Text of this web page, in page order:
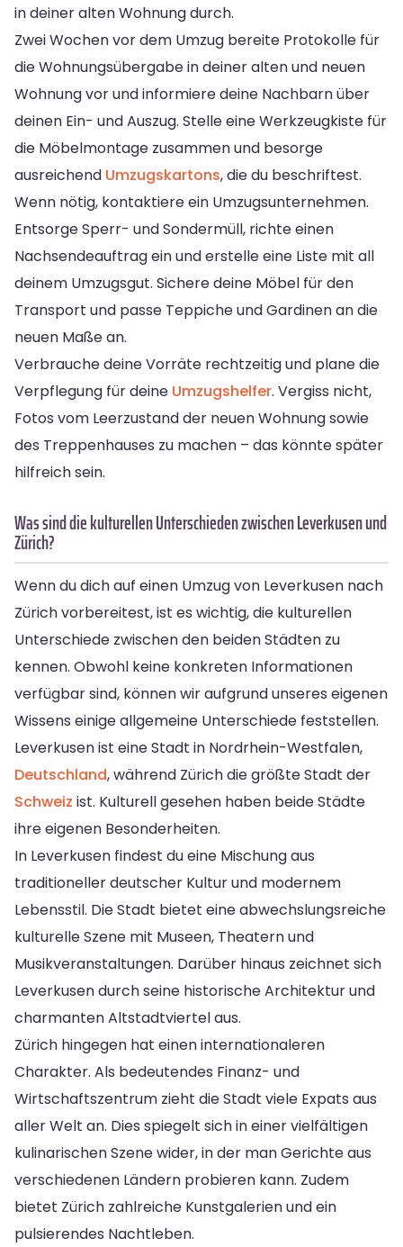
in deiner alten Wohnung durch.
Zwei Wochen vor dem Umzug bereite Protokolle für
die Wohnungsübergabe in deiner alten und neuen
Wohnung vor und informiere deine Nachbarn über
deinen Ein- und Auszug. Stelle eine Werkzeugkiste für
die Möbelmontage zusammen und besorge
ausreichend Umzugskartons, die du beschriftest.
Wenn nötig, kontaktiere ein Umzugsunternehmen.
Entsorge Sperr- und Sondermüll, richte einen
Nachsendeauftrag ein und erstelle eine Liste mit all
deinem Umzugsgut. Sichere deine Möbel für den
Transport und passe Teppiche und Gardinen an die
neuen Maße an.
Verbrauche deine Vorräte rechtzeitig und plane die
Verpflegung für deine Umzugshelfer. Vergiss nicht,
Fotos vom Leerzustand der neuen Wohnung sowie
des Treppenhauses zu machen – das könnte später
hilfreich sein.
Was sind die kulturellen Unterschieden zwischen Leverkusen und
Zürich?
Wenn du dich auf einen Umzug von Leverkusen nach
Zürich vorbereitest, ist es wichtig, die kulturellen
Unterschiede zwischen den beiden Städten zu
kennen. Obwohl keine konkreten Informationen
verfügbar sind, können wir aufgrund unseres eigenen
Wissens einige allgemeine Unterschiede feststellen.
Leverkusen ist eine Stadt in Nordrhein-Westfalen,
Deutschland, während Zürich die größte Stadt der
Schweiz ist. Kulturell gesehen haben beide Städte
ihre eigenen Besonderheiten.
In Leverkusen findest du eine Mischung aus
traditioneller deutscher Kultur und modernem
Lebensstil. Die Stadt bietet eine abwechslungsreiche
kulturelle Szene mit Museen, Theatern und
Musikveranstaltungen. Darüber hinaus zeichnet sich
Leverkusen durch seine historische Architektur und
charmanten Altstadtviertel aus.
Zürich hingegen hat einen internationaleren
Charakter. Als bedeutendes Finanz- und
Wirtschaftszentrum zieht die Stadt viele Expats aus
aller Welt an. Dies spiegelt sich in einer vielfältigen
kulinarischen Szene wider, in der man Gerichte aus
verschiedenen Ländern probieren kann. Zudem
bietet Zürich zahlreiche Kunstgalerien und ein
pulsierendes Nachtleben.